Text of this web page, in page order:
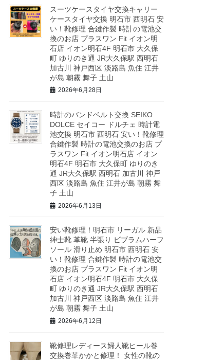
スーツケースタイヤ交換キャリー
ケースタイヤ交換 明石市 西明石 安
い！靴修理 合鍵作製 時計の電池交
換のお店 プラスワン Fit イオン明
石店 イオン明石4F 明石市 大久保
町 ゆりのき通 JR大久保駅 西明石
加古川 神戸西区 淡路島 魚住 江井
が島 朝霧 舞子 土山
2026年6月28日
時計のバンドベルト交換 SEIKO
DOLCE セイコー ドルチェ 時計電
池交換 明石市 西明石 安い！靴修理
合鍵作製 時計の電池交換のお店 プ
ラスワン Fit イオン明石店 イオン
明石4F 明石市 大久保町 ゆりのき
通 JR大久保駅 西明石 加古川 神戸
西区 淡路島 魚住 江井が島 朝霧 舞
子 土山
2026年6月13日
安い靴修理！明石市 リーガル 新品
紳士靴 革靴 半張り ビブラムハーフ
ソール 滑り止め 明石市 西明石 安
い！靴修理 合鍵作製 時計の電池交
換のお店 プラスワン Fit イオン明
石店 イオン明石4F 明石市 大久保
町 ゆりのき通 JR大久保駅 西明石
加古川 神戸西区 淡路島 魚住 江井
が島 朝霧 舞子 土山
2026年6月12日
靴修理レディース婦人靴ヒール巻
交換巻革かかと修理！ 女性の靴の